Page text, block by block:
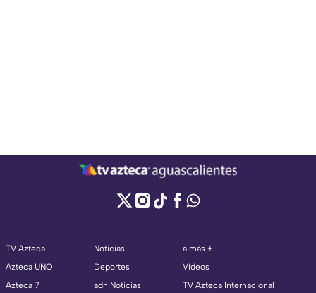
TV Azteca
Azteca UNO
Azteca 7
Noticias
Deportes
adn Noticias
a más +
Videos
TV Azteca Internacional